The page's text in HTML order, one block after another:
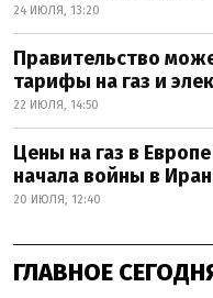
24 ИЮЛЯ, 13:20
Правительство
тарифы на газ и
22 ИЮЛЯ, 14:50
Цены на газ в
начала войны в
20 ИЮЛЯ, 12:40
ГЛАВНОЕ